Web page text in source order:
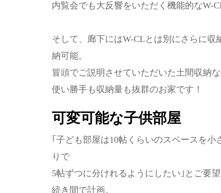
内覧会でも大反響をいただく機能的なW-
そして、廊下にはW-CLとは別にさらに
納可能。
冒頭でご説明させていただいた土間収納
使い勝手も収納量も抜群のお家です！
可変可能な子供部屋
｢子ども部屋は10帖くらいのスペースを
りで
5帖ずつに分けれるようにしたい｣とご要
続き間で計画。